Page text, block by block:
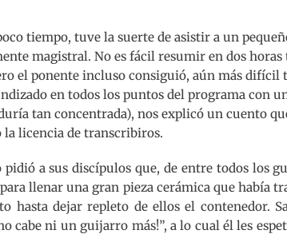
tiempo, tuve la suerte de asistir a un
magistral. No es fácil resumir en dos
el ponente incluso consiguió, aún más difícil
en todos los puntos del programa con
tan concentrada), nos explicó un cuento
licencia de transcribiros.
pidió a sus discípulos que, de entre todos los
llenar una gran pieza cerámica que había
hasta dejar repleto de ellos el contenedor.
cabe ni un guijarro más!”, a lo cual él les